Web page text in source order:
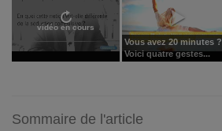
vidéo en cours
Vous avez 20 minutes ?
Voici quatre gestes...
Sommaire de l'article